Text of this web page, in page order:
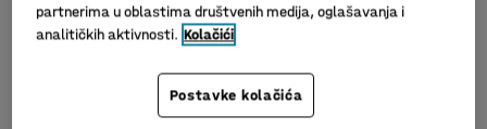
partnerima u oblastima društvenih medija, oglašavanja i
analitičkih aktivnosti. Kolačići
Postavke kolačića